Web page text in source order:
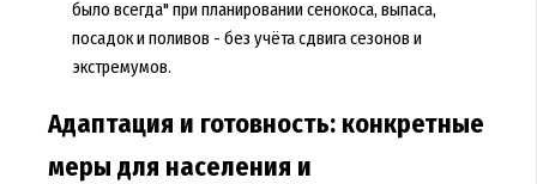
было всегда" при планировании сенокоса, выпаса,
посадок и поливов - без учёта сдвига сезонов и
экстремумов.
Адаптация и готовность: конкретные
меры для населения и